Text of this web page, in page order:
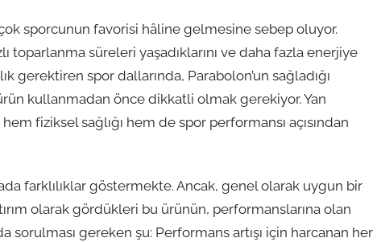
sporcunun favorisi hâline gelmesine sebep oluyor.
toparlanma süreleri yaşadıklarını ve daha fazla enerjiye
gerektiren spor dallarında, Parabolon’un sağladığı
kullanmadan önce dikkatli olmak gerekiyor. Yan
fiziksel sağlığı hem de spor performansı açısından
farklılıklar göstermekte. Ancak, genel olarak uygun bir
olarak gördükleri bu ürünün, performanslarına olan
gereken şu: Performans artışı için harcanan her